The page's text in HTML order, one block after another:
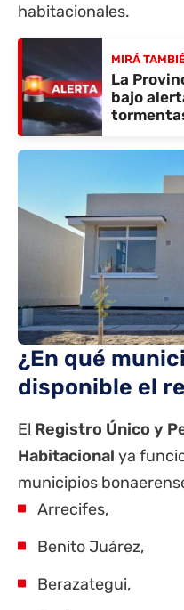
habitacionales.
MIRÁ
La
bajo
¿En qué
disponible el
El Registro Único y
Habitacional ya
municipios
Arrecifes,
Benito Juárez,
Berazategui,